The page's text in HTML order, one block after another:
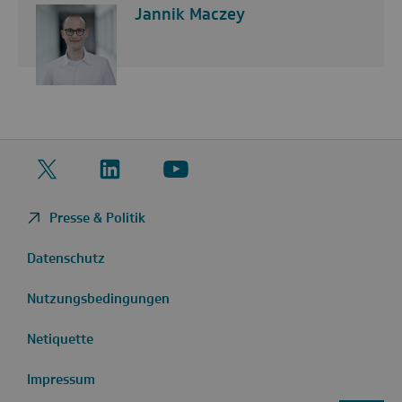
Jannik Maczey
Twitter
LinkedIn
YouTube
Presse & Politik
Datenschutz
Nutzungsbedingungen
Netiquette
Impressum